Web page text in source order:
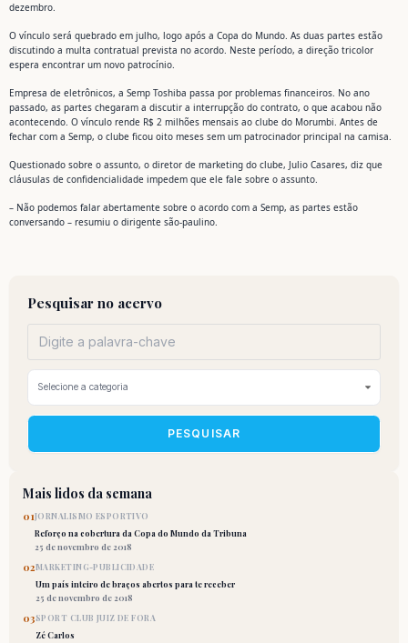
dezembro.
O vínculo será quebrado em julho, logo após a Copa do Mundo. As duas partes estão
discutindo a multa contratual prevista no acordo. Neste período, a direção tricolor
espera encontrar um novo patrocínio.
Empresa de eletrônicos, a Semp Toshiba passa por problemas financeiros. No ano
passado, as partes chegaram a discutir a interrupção do contrato, o que acabou não
acontecendo. O vínculo rende R$ 2 milhões mensais ao clube do Morumbi. Antes de
fechar com a Semp, o clube ficou oito meses sem um patrocinador principal na camisa.
Questionado sobre o assunto, o diretor de marketing do clube, Julio Casares, diz que
cláusulas de confidencialidade impedem que ele fale sobre o assunto.
– Não podemos falar abertamente sobre o acordo com a Semp, as partes estão
conversando – resumiu o dirigente são-paulino.
Pesquisar no acervo
PESQUISAR
Mais lidos da semana
01JORNALISMO ESPORTIVO
Reforço na cobertura da Copa do Mundo da Tribuna
25 de novembro de 2018
02MARKETING-PUBLICIDADE
Um país inteiro de braços abertos para te receber
25 de novembro de 2018
03SPORT CLUB JUIZ DE FORA
Zé Carlos